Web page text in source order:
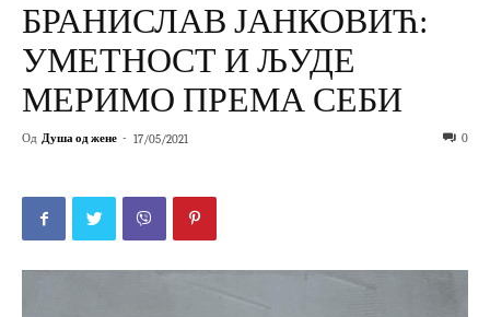
БРАНИСЛАВ ЈАНКОВИЋ:
УМЕТНОСТ И ЉУДЕ
МЕРИМО ПРЕМА СЕБИ
Од Душа од жене - 17/05/2021 0